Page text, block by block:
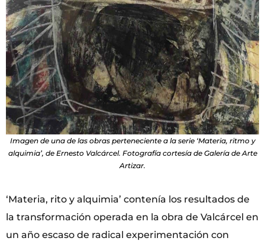
Imagen de una de las obras perteneciente a la serie ‘Materia, ritmo y
alquimia’, de Ernesto Valcárcel. Fotografía cortesía de Galería de Arte
Artizar.
‘Materia, rito y alquimia’ contenía los resultados de
la transformación operada en la obra de Valcárcel en
un año escaso de radical experimentación con